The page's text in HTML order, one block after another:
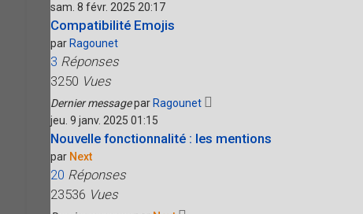
sam. 8 févr. 2025 20:17
Compatibilité Emojis
par Ragounet
3 Réponses
3250 Vues
Dernier messagepar Ragounet
jeu. 9 janv. 2025 01:15
Nouvelle fonctionnalité : les mentions
par Next
20 Réponses
23536 Vues